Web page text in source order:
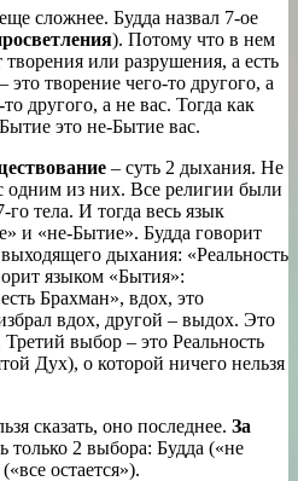
сложнее. Будда назвал 7-ое
). Потому что в нем
или разрушения, а есть
это творение чего-то другого, а
другого, а не вас. Тогда как
это не-Бытие вас.
– суть 2 дыхания. Не
одним из них. Все религии были
тела. И тогда весь язык
и «не-Бытие». Будда говорит
дыхания: «Реальность
языком «Бытия»:
Брахман», вдох, это
вдох, другой – выдох. Это
выбор – это Реальность
Дух), о которой ничего нельзя
сказать, оно последнее. За
только 2 выбора: Будда («не
остается»).